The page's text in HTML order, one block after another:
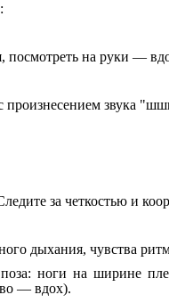
посмотреть на руки —
произнесением звука
за четкостью и
дыхания, чувства
ноги на ширине
— вдох).